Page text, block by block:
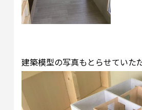
建築模型の写真もとらせていた